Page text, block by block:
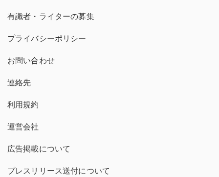
有識者・ライターの募集
プライバシーポリシー
お問い合わせ
連絡先
利用規約
運営会社
広告掲載について
プレスリリース送付について